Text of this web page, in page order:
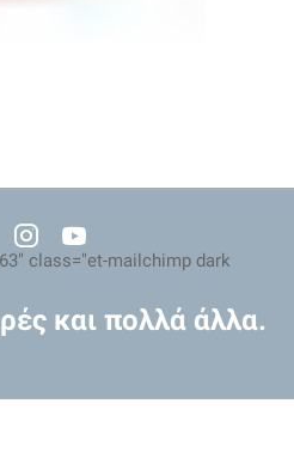
Instagram
Youtube
class="et-mailchimp dark
και πολλά άλλα.